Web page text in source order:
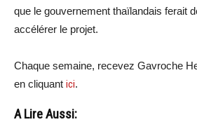
que le gouvernement thaïlandais ferait
accélérer le projet.
Chaque semaine, recevez Gavroche
en cliquant ici.
A Lire Aussi: